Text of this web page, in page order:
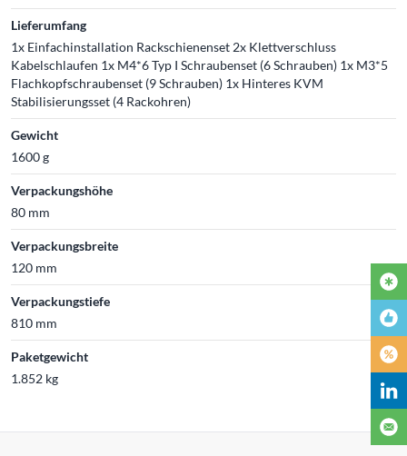
Lieferumfang
1x Einfachinstallation Rackschienenset 2x Klettverschluss
Kabelschlaufen 1x M4*6 Typ I Schraubenset (6 Schrauben) 1x M3*5
Flachkopfschraubenset (9 Schrauben) 1x Hinteres KVM
Stabilisierungsset (4 Rackohren)
Gewicht
1600 g
Verpackungshöhe
80 mm
Verpackungsbreite
120 mm
Verpackungstiefe
810 mm
Paketgewicht
1.852 kg